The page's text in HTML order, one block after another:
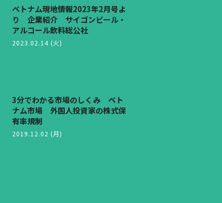
ベトナム現地情報2023年2月号よ
り 企業紹介 サイゴンビール・
アルコール飲料総公社
2023.02.14 (火)
3分でわかる市場のしくみ ベト
ナム市場 外国人投資家の株式保
有率規制
2019.12.02 (月)